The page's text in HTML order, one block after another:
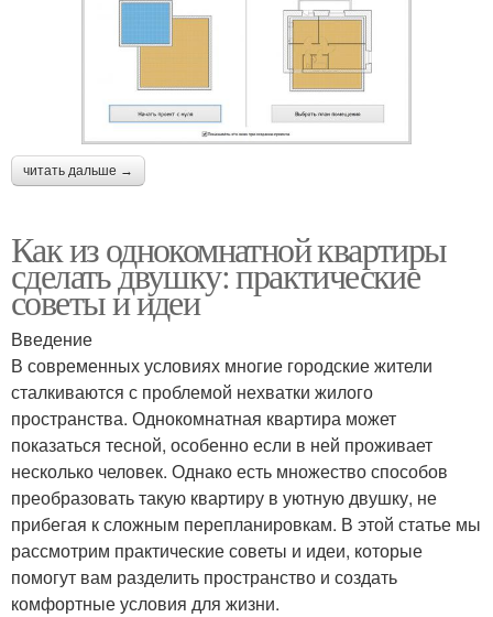
читать дальше →
Как из однокомнатной квартиры
сделать двушку: практические
советы и идеи
Введение
В современных условиях многие городские жители
сталкиваются с проблемой нехватки жилого
пространства. Однокомнатная квартира может
показаться тесной, особенно если в ней проживает
несколько человек. Однако есть множество способов
преобразовать такую квартиру в уютную двушку, не
прибегая к сложным перепланировкам. В этой статье мы
рассмотрим практические советы и идеи, которые
помогут вам разделить пространство и создать
комфортные условия для жизни.